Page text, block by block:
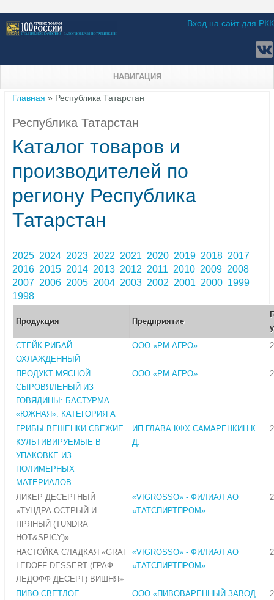
Вход на сайт для РКК
НАВИГАЦИЯ
Вы здесь
Главная » Республика Татарстан
Республика Татарстан
Каталог товаров и
производителей по
региону Республика
Татарстан
2025 2024 2023 2022 2021 2020 2019 2018 2017
2016 2015 2014 2013 2012 2011 2010 2009 2008
2007 2006 2005 2004 2003 2002 2001 2000 1999
1998
Продукция Предприятие
СТЕЙК РИБАЙ
ОХЛАЖДЕННЫЙ
ООО «РМ АГРО»
ПРОДУКТ МЯСНОЙ
СЫРОВЯЛЕНЫЙ ИЗ
ГОВЯДИНЫ: БАСТУРМА
«ЮЖНАЯ». КАТЕГОРИЯ А
ООО «РМ АГРО»
ГРИБЫ ВЕШЕНКИ СВЕЖИЕ
КУЛЬТИВИРУЕМЫЕ В
УПАКОВКЕ ИЗ
ПОЛИМЕРНЫХ
МАТЕРИАЛОВ
ИП ГЛАВА КФХ САМАРЕНКИН К.
Д.
ЛИКЕР ДЕСЕРТНЫЙ
«ТУНДРА ОСТРЫЙ И
ПРЯНЫЙ (TUNDRA
HOT&SPICY)»
«VIGROSSO» - ФИЛИАЛ АО
«ТАТСПИРТПРОМ»
НАСТОЙКА СЛАДКАЯ «GRAF
LEDOFF DESSERT (ГРАФ
ЛЕДОФФ ДЕСЕРТ) ВИШНЯ»
«VIGROSSO» - ФИЛИАЛ АО
«ТАТСПИРТПРОМ»
ПИВО СВЕТЛОЕ
ООО «ПИВОВАРЕННЫЙ ЗАВОД